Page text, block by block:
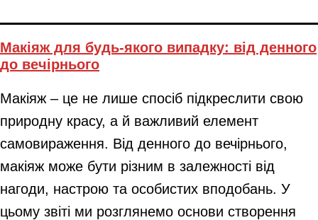
Макіяж для будь-якого випадку: від денного
до вечірнього
Макіяж – це не лише спосіб підкреслити свою
природну красу, а й важливий елемент
самовираження. Від денного до вечірнього,
макіяж може бути різним в залежності від
нагоди, настрою та особистих вподобань. У
цьому звіті ми розглянемо основи створення